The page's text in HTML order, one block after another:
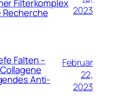
Filterkomplex
Recherche
2023
Falten –
Anti-
Februar
22,
2023